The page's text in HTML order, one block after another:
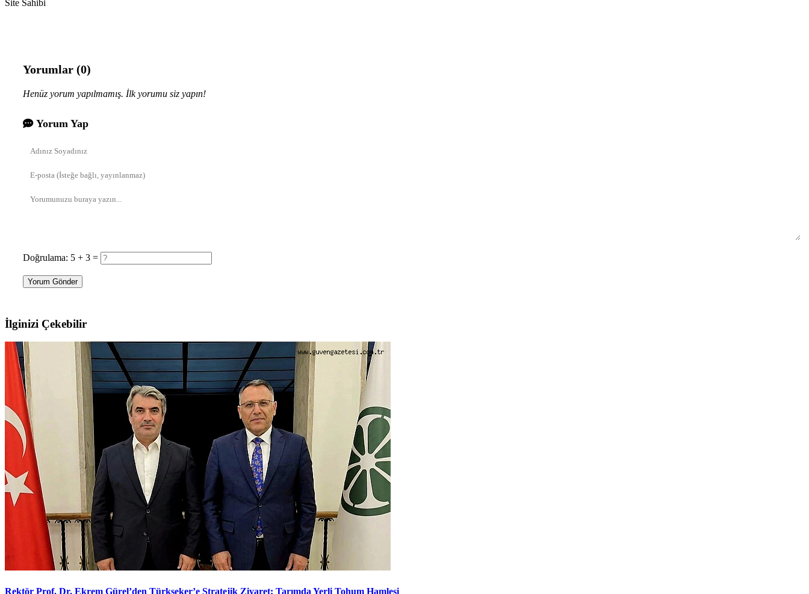
Site Sahibi
Yorumlar (0)
Henüz yorum yapılmamış. İlk yorumu siz yapın!
Yorum Yap
Doğrulama: 5 + 3 =
Yorum Gönder
İlginizi Çekebilir
Rektör Prof. Dr. Ekrem Gürel’den Türkşeker’e Stratejik Ziyaret: Tarımda Yerli Tohum Hamlesi